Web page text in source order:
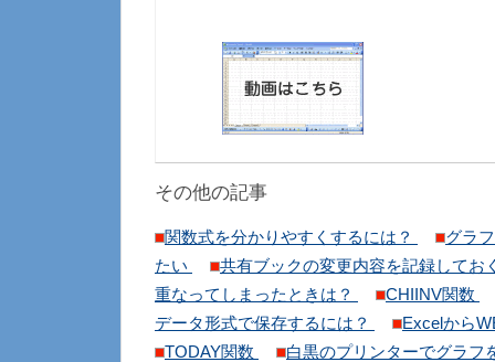
その他の記事
関数式を分かりやすくするには？
グラ
たい
共有ブックの変更内容を記録してお
重なってしまったときは？
CHIINV関数
データ形式で保存するには？
Excelから
TODAY関数
白黒のプリンターでグラ